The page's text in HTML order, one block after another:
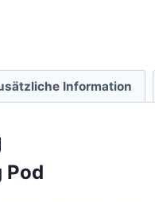
Information
Pod